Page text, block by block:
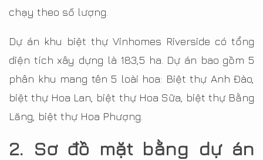
chạy theo số lượng.
Dự án khu biệt thự Vinhomes Riverside có tổng
diện tích xây dựng là 183,5 ha. Dự án bao gồm 5
phân khu mang tên 5 loài hoa: Biệt thự Anh Đào,
biệt thự Hoa Lan, biệt thự Hoa Sữa, biệt thự Bằng
Lăng, biệt thự Hoa Phượng.
2. Sơ đồ mặt bằng dự án